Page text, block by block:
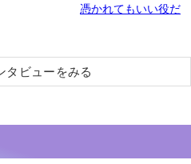
憑かれてもいい役だ
タビューをみる